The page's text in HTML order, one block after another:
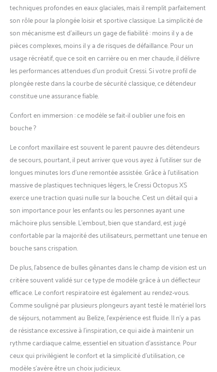
techniques profondes en eaux glaciales, mais il remplit parfaitement
son rôle pour la plongée loisir et sportive classique. La simplicité de
son mécanisme est d’ailleurs un gage de fiabilité : moins il y a de
pièces complexes, moins il y a de risques de défaillance. Pour un
usage récréatif, que ce soit en carrière ou en mer chaude, il délivre
les performances attendues d’un produit Cressi. Si votre profil de
plongée reste dans la courbe de sécurité classique, ce détendeur
constitue une assurance fiable.
Confort en immersion : ce modèle se fait-il oublier une fois en
bouche ?
Le confort maxillaire est souvent le parent pauvre des détendeurs
de secours, pourtant, il peut arriver que vous ayez à l’utiliser sur de
longues minutes lors d’une remontée assistée. Grâce à l’utilisation
massive de plastiques techniques légers, le Cressi Octopus XS
exerce une traction quasi nulle sur la bouche. C’est un détail qui a
son importance pour les enfants ou les personnes ayant une
mâchoire plus sensible. L’embout, bien que standard, est jugé
confortable par la majorité des utilisateurs, permettant une tenue en
bouche sans crispation.
De plus, l’absence de bulles gênantes dans le champ de vision est un
critère souvent validé sur ce type de modèle grâce à un déflecteur
efficace. Le confort respiratoire est également au rendez-vous.
Comme souligné par plusieurs plongeurs ayant testé le matériel lors
de séjours, notamment au Belize, l’expérience est fluide. Il n’y a pas
de résistance excessive à l’inspiration, ce qui aide à maintenir un
rythme cardiaque calme, essentiel en situation d’assistance. Pour
ceux qui privilégient le confort et la simplicité d’utilisation, ce
modèle s’avère être un choix judicieux.